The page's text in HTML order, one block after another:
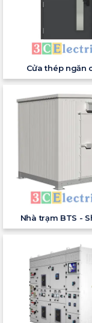
Cửa thép ngăn
Nhà trạm BTS -